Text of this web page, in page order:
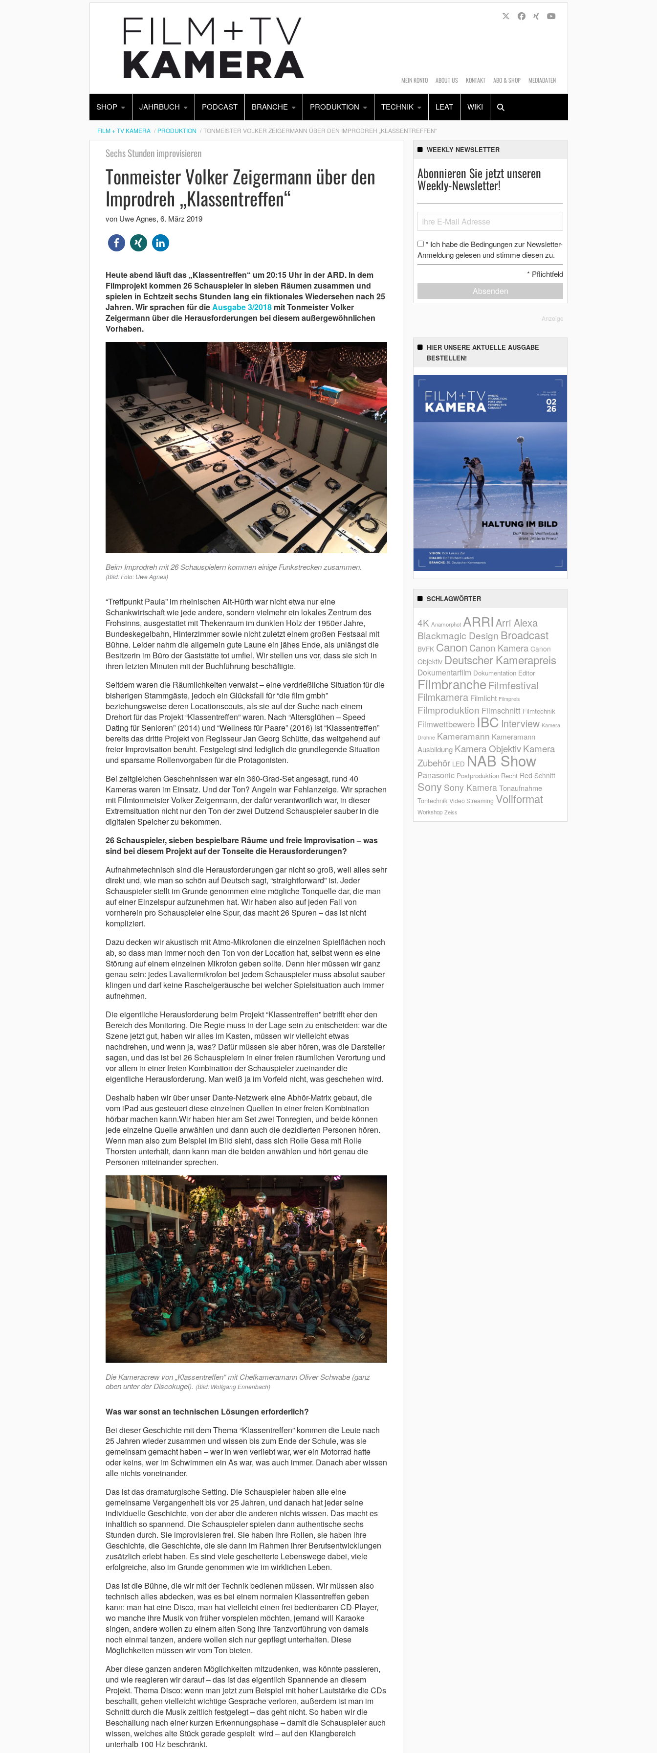
MEIN KONTO ABOUT US KONTAKT ABO & SHOP MEDIADATEN
SHOP JAHRBUCH PODCAST BRANCHE PRODUKTION TECHNIK LEAT WIKI
Alles Shop
FILM + TV KAMERA PRODUKTION TONMEISTER VOLKER ZEIGERMANN ÜBER DEN IMPRODREH „KLASSENTREFFEN“
Sechs Stunden improvisieren
Tonmeister Volker Zeigermann über den
Improdreh „Klassentreffen“
von Uwe Agnes, 6. März 2019
Heute abend läuft das „Klassentreffen“ um 20:15 Uhr in der ARD. In dem
Filmprojekt kommen 26 Schauspieler in sieben Räumen zusammen und
spielen in Echtzeit sechs Stunden lang ein fiktionales Wiedersehen nach 25
Jahren. Wir sprachen für dieAusgabe 3/2018mit Tonmeister Volker
Zeigermann über die Herausforderungen bei diesem außergewöhnlichen
Vorhaben.
Beim Improdreh mit 26 Schauspielern kommen einige Funkstrecken zusammen.
(Bild: Foto: Uwe Agnes)
“Treffpunkt Paula” im rheinischen Alt-Hürth war nicht etwa nur eine
Schankwirtschaft wie jede andere, sondern vielmehr ein lokales Zentrum des
Frohsinns, ausgestattet mit Thekenraum im dunklen Holz der 1950er Jahre,
Bundeskegelbahn, Hinterzimmer sowie nicht zuletzt einem großen Festsaal mit
Bühne. Leider nahm die allgemein gute Laune ein jähes Ende, als unlängst die
Besitzerin im Büro der Gaststätte tot umfiel. Wir stellen uns vor, dass sie sich in
ihren letzten Minuten mit der Buchführung beschäftigte.
Seitdem waren die Räumlichkeiten verwaist – eine verdrießliche Situation für die
bisherigen Stammgäste, jedoch ein Glücksfall für “die film gmbh”
beziehungsweise deren Locationscouts, als sie auf der Suche nach einem
Drehort für das Projekt “Klassentreffen” waren. Nach “Altersglühen – Speed
Dating für Senioren” (2014) und “Wellness für Paare” (2016) ist “Klassentreffen”
bereits das dritte Projekt von Regisseur Jan Georg Schütte, das weitgehend auf
freier Improvisation beruht. Festgelegt sind lediglich die grundlegende Situation
und sparsame Rollenvorgaben für die Protagonisten.
Bei zeitgleichen Geschehnissen war ein 360-Grad-Set angesagt, rund 40
Kameras waren im Einsatz. Und der Ton? Angeln war Fehlanzeige. Wir sprachen
mit Filmtonmeister Volker Zeigermann, der dafür verantwortlich war, in dieser
Extremsituation nicht nur den Ton der zwei Dutzend Schauspieler sauber in die
digitalen Speicher zu bekommen.
26 Schauspieler, sieben bespielbare Räume und freie Improvisation – was
sind bei diesem Projekt auf der Tonseite die Herausforderungen?
Aufnahmetechnisch sind die Herausforderungen gar nicht so groß, weil alles sehr
direkt und, wie man so schön auf Deutsch sagt, “straightforward” ist. Jeder
Schauspieler stellt im Grunde genommen eine mögliche Tonquelle dar, die man
auf einer Einzelspur aufzunehmen hat. Wir haben also auf jeden Fall von
vornherein pro Schauspieler eine Spur, das macht 26 Spuren – das ist nicht
kompliziert.
Dazu decken wir akustisch mit Atmo-Mikrofonen die einzelnen Spielflächen noch
ab, so dass man immer noch den Ton von der Location hat, selbst wenn es eine
Störung auf einem einzelnen Mikrofon geben sollte. Denn hier müssen wir ganz
genau sein: jedes Lavaliermikrofon bei jedem Schauspieler muss absolut sauber
klingen und darf keine Raschelgeräusche bei welcher Spielsituation auch immer
aufnehmen.
Die eigentliche Herausforderung beim Projekt “Klassentreffen” betrifft eher den
Bereich des Monitoring. Die Regie muss in der Lage sein zu entscheiden: war die
Szene jetzt gut, haben wir alles im Kasten, müssen wir vielleicht etwas
nachdrehen, und wenn ja, was? Dafür müssen sie aber hören, was die Darsteller
sagen, und das ist bei 26 Schauspielern in einer freien räumlichen Verortung und
vor allem in einer freien Kombination der Schauspieler zueinander die
eigentliche Herausforderung. Man weiß ja im Vorfeld nicht, was geschehen wird.
Deshalb haben wir über unser Dante-Netzwerk eine Abhör-Matrix gebaut, die
vom iPad aus gesteuert diese einzelnen Quellen in einer freien Kombination
hörbar machen kann.Wir haben hier am Set zwei Tonregien, und beide können
jede einzelne Quelle anwählen und dann auch die dezidierten Personen hören.
Wenn man also zum Beispiel im Bild sieht, dass sich Rolle Gesa mit Rolle
Thorsten unterhält, dann kann man die beiden anwählen und hört genau die
Personen miteinander sprechen.
Die Kameracrew von „Klassentreffen“ mit Chefkameramann Oliver Schwabe (ganz
oben unter der Discokugel). (Bild: Wolfgang Ennenbach)
Was war sonst an technischen Lösungen erforderlich?
Bei dieser Geschichte mit dem Thema “Klassentreffen” kommen die Leute nach
25 Jahren wieder zusammen und wissen bis zum Ende der Schule, was sie
gemeinsam gemacht haben – wer in wen verliebt war, wer ein Motorrad hatte
oder keins, wer im Schwimmen ein As war, was auch immer. Danach aber wissen
alle nichts voneinander.
Das ist das dramaturgische Setting. Die Schauspieler haben alle eine
gemeinsame Vergangenheit bis vor 25 Jahren, und danach hat jeder seine
individuelle Geschichte, von der aber die anderen nichts wissen. Das macht es
inhaltlich so spannend. Die Schauspieler spielen dann authentische sechs
Stunden durch. Sie improvisieren frei. Sie haben ihre Rollen, sie haben ihre
Geschichte, die Geschichte, die sie dann im Rahmen ihrer Berufsentwicklungen
zusätzlich erlebt haben. Es sind viele gescheiterte Lebenswege dabei, viele
erfolgreiche, also im Grunde genommen wie im wirklichen Leben.
Das ist die Bühne, die wir mit der Technik bedienen müssen. Wir müssen also
technisch alles abdecken, was es bei einem normalen Klassentreffen geben
kann: man hat eine Disco, man hat vielleicht einen frei bedienbaren CD-Player,
wo manche ihre Musik von früher vorspielen möchten, jemand will Karaoke
singen, andere wollen zu einem alten Song ihre Tanzvorführung von damals
noch einmal tanzen, andere wollen sich nur gepflegt unterhalten. Diese
Möglichkeiten müssen wir vom Ton bieten.
Aber diese ganzen anderen Möglichkeiten mitzudenken, was könnte passieren,
und wie reagieren wir darauf – das ist das eigentlich Spannende an diesem
Projekt. Thema Disco: wenn man jetzt zum Beispiel mit hoher Lautstärke die CDs
beschallt, gehen vielleicht wichtige Gespräche verloren, außerdem ist man im
Schnitt durch die Musik zeitlich festgelegt – das geht nicht. So haben wir die
Beschallung nach einer kurzen Erkennungsphase – damit die Schauspieler auch
wissen, welches alte Stück gerade gespielt wird – auf den Klangbereich
unterhalb 100 Hz beschränkt.
WEEKLY NEWSLETTER
Abonnieren Sie jetzt unseren
Weekly-Newsletter!
* Ich habe die Bedingungen zur Newsletter-
Anmeldung gelesen und stimme diesen zu.
* Pflichtfeld
Absenden
Anzeige
HIER UNSERE AKTUELLE AUSGABE
BESTELLEN!
SCHLAGWÖRTER
4K Anamorphot ARRI Arri Alexa
Blackmagic Design Broadcast
BVFK Canon Canon Kamera Canon
Objektiv Deutscher Kamerapreis
Dokumentarfilm Dokumentation Editor
Filmbranche Filmfestival
Filmkamera Filmlicht Filmpreis
Filmproduktion Filmschnitt Filmtechnik
Filmwettbewerb IBC Interview Kamera
Drohne Kameramann Kameramann
Ausbildung Kamera ObjektivKamera
Zubehör LED NAB Show
Panasonic Postproduktion Recht Red Schnitt
Sony Sony KameraTonaufnahme
Tontechnik Video Streaming Vollformat
Workshop Zeiss